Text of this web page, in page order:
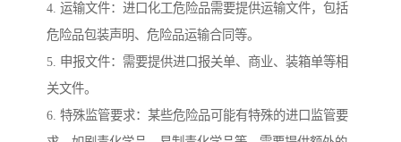
4. 运输文件：进口化工危险品需要提供运输文件，包括
危险品包装声明、危险品运输合同等。
5. 申报文件：需要提供进口报关单、商业、装箱单等相
关文件。
6. 特殊监管要求：某些危险品可能有特殊的进口监管要